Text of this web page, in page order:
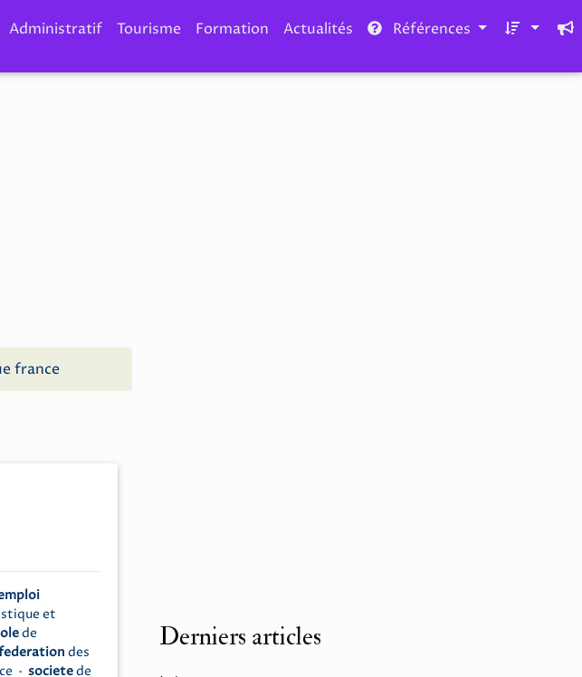
Administratif Tourisme Formation Actualités Références
france
et
de
des
• societede
Derniers articles